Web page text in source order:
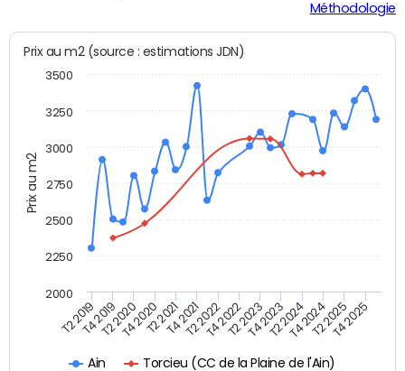
Méthodologie
Prix au m2
Prix au m2 (source : estimations JDN)
Ain Torcieu (CC de la Plaine de l'Ain)
T2 2019T4 2019T2 2020T4 2020T2 2021T4 2021T2 2022T4 2022T2 2023T4 2023T2 2024T4 2024T2 2025T4 2025
2000
2250
2500
2750
3000
3250
3500